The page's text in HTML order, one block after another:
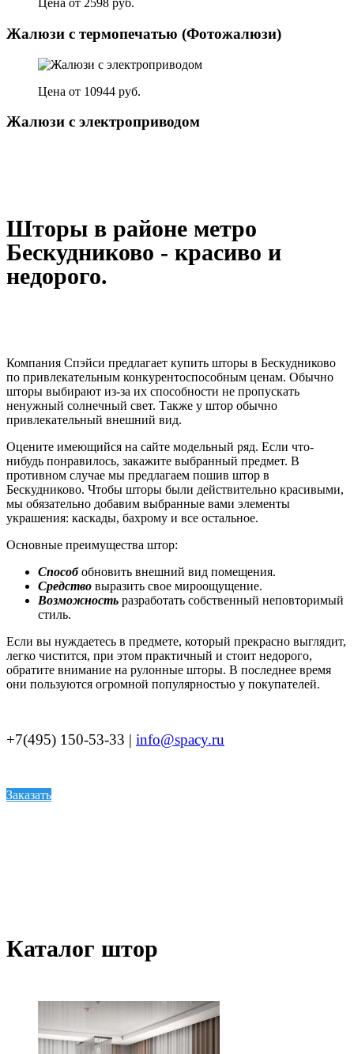
Цена от 2598 руб.
Жалюзи с термопечатью (Фотожалюзи)
Цена от 10944 руб.
Жалюзи с электроприводом
Шторы в районе метро
Бескудниково - красиво и
недорого.
Компания Спэйси предлагает купить шторы в Бескудниково
по привлекательным конкурентоспособным ценам. Обычно
шторы выбирают из-за их способности не пропускать
ненужный солнечный свет. Также у штор обычно
привлекательный внешний вид.
Оцените имеющийся на сайте модельный ряд. Если что-
нибудь понравилось, закажите выбранный предмет. В
противном случае мы предлагаем пошив штор в
Бескудниково. Чтобы шторы были действительно красивыми,
мы обязательно добавим выбранные вами элементы
украшения: каскады, бахрому и все остальное.
Основные преимущества штор:
Способобновить внешний вид помещения.
Средство выразить свое мироощущение.
Возможность разработать собственный неповторимый
стиль.
Если вы нуждаетесь в предмете, который прекрасно выглядит,
легко чистится, при этом практичный и стоит недорого,
обратите внимание на рулонные шторы. В последнее время
они пользуются огромной популярностью у покупателей.
+7(495) 150-53-33 | info@spacy.ru
Заказать
Каталог штор